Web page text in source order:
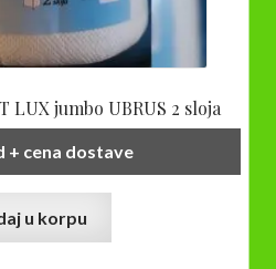
LUX jumbo UBRUS 2 sloja
+ cena dostave
u korpu